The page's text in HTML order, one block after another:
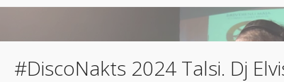
#DiscoNakts 2024 Talsi. Dj